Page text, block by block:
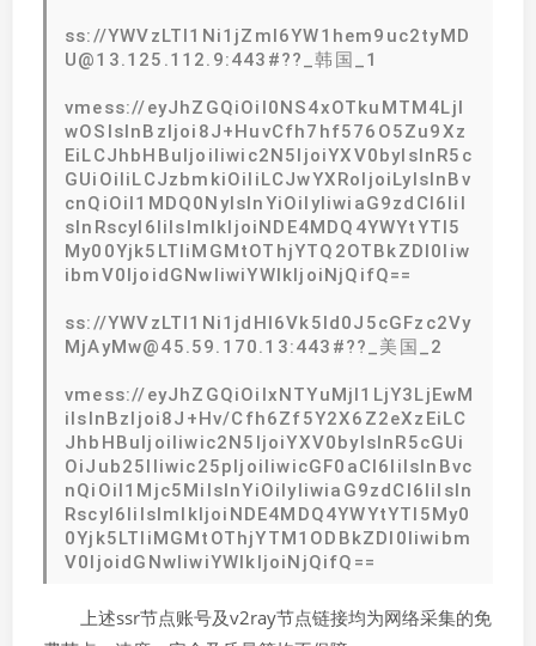
ss://YWVzLTI1Ni1jZmI6YW1hem9uc2tyMD
U@13.125.112.9:443#??_韩国_1
vmess://eyJhZGQiOiI0NS4xOTkuMTM4LjI
wOSIsInBzIjoi8J+HuvCfh7hf576O5Zu9Xz
EiLCJhbHBuIjoiIiwic2N5IjoiYXV0byIsInR5c
GUiOiIiLCJzbmkiOiIiLCJwYXRoIjoiLyIsInBv
cnQiOiI1MDQ0NyIsInYiOiIyIiwiaG9zdCI6IiI
sInRscyI6IiIsImlkIjoiNDE4MDQ4YWYtYTI5
My00Yjk5LTliMGMtOThjYTQ2OTBkZDI0Iiw
ibmV0IjoidGNwIiwiYWlkIjoiNjQifQ==
ss://YWVzLTI1Ni1jdHI6Vk5ld0J5cGFzc2Vy
MjAyMw@45.59.170.13:443#??_美国_2
vmess://eyJhZGQiOiIxNTYuMjI1LjY3LjEwM
iIsInBzIjoi8J+Hv/Cfh6Zf5Y2X6Z2eXzEiLC
JhbHBuIjoiIiwic2N5IjoiYXV0byIsInR5cGUi
OiJub25lIiwic25pIjoiIiwicGF0aCI6IiIsInBvc
nQiOiI1Mjc5MiIsInYiOiIyIiwiaG9zdCI6IiIsIn
RscyI6IiIsImlkIjoiNDE4MDQ4YWYtYTI5My0
0Yjk5LTliMGMtOThjYTM1ODBkZDI0Iiwibm
V0IjoidGNwIiwiYWlkIjoiNjQifQ==
上述ssr节点账号及v2ray节点链接均为网络采集的免